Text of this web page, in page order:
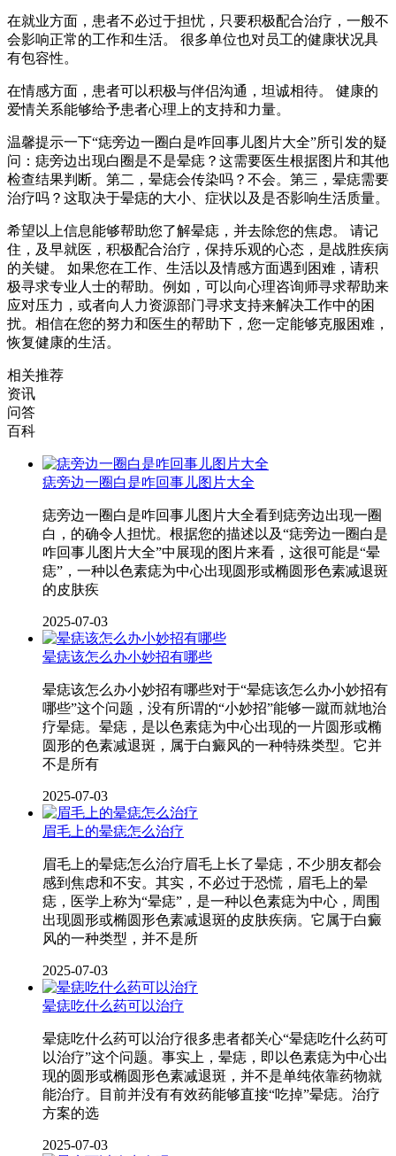
在就业方面，患者不必过于担忧，只要积极配合治疗，一般不
会影响正常的工作和生活。 很多单位也对员工的健康状况具
有包容性。
在情感方面，患者可以积极与伴侣沟通，坦诚相待。 健康的
爱情关系能够给予患者心理上的支持和力量。
温馨提示一下“痣旁边一圈白是咋回事儿图片大全”所引发的疑
问：痣旁边出现白圈是不是晕痣？这需要医生根据图片和其他
检查结果判断。第二，晕痣会传染吗？不会。第三，晕痣需要
治疗吗？这取决于晕痣的大小、症状以及是否影响生活质量。
希望以上信息能够帮助您了解晕痣，并去除您的焦虑。 请记
住，及早就医，积极配合治疗，保持乐观的心态，是战胜疾病
的关键。 如果您在工作、生活以及情感方面遇到困难，请积
极寻求专业人士的帮助。例如，可以向心理咨询师寻求帮助来
应对压力，或者向人力资源部门寻求支持来解决工作中的困
扰。相信在您的努力和医生的帮助下，您一定能够克服困难，
恢复健康的生活。
相关推荐
资讯
问答
百科
痣旁边一圈白是咋回事儿图片大全
痣旁边一圈白是咋回事儿图片大全看到痣旁边出现一圈
白，的确令人担忧。根据您的描述以及“痣旁边一圈白是
咋回事儿图片大全”中展现的图片来看，这很可能是“晕
痣”，一种以色素痣为中心出现圆形或椭圆形色素减退斑
的皮肤疾
2025-07-03
晕痣该怎么办小妙招有哪些
晕痣该怎么办小妙招有哪些对于“晕痣该怎么办小妙招有
哪些”这个问题，没有所谓的“小妙招”能够一蹴而就地治
疗晕痣。晕痣，是以色素痣为中心出现的一片圆形或椭
圆形的色素减退斑，属于白癜风的一种特殊类型。它并
不是所有
2025-07-03
眉毛上的晕痣怎么治疗
眉毛上的晕痣怎么治疗眉毛上长了晕痣，不少朋友都会
感到焦虑和不安。其实，不必过于恐慌，眉毛上的晕
痣，医学上称为“晕痣”，是一种以色素痣为中心，周围
出现圆形或椭圆形色素减退斑的皮肤疾病。它属于白癜
风的一种类型，并不是所
2025-07-03
晕痣吃什么药可以治疗
晕痣吃什么药可以治疗很多患者都关心“晕痣吃什么药可
以治疗”这个问题。事实上，晕痣，即以色素痣为中心出
现的圆形或椭圆形色素减退斑，并不是单纯依靠药物就
能治疗。目前并没有有效药能够直接“吃掉”晕痣。治疗
方案的选
2025-07-03